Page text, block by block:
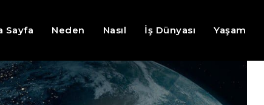
Sayfa Neden Nasıl İş Dünyası Yaşam